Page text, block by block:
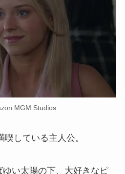
MGM Studios
している主人公。
い太陽の下、大好きなピ